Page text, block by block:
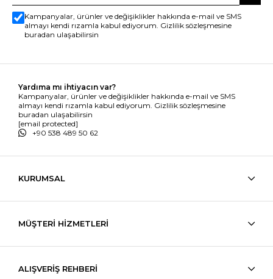
Kampanyalar, ürünler ve değişiklikler hakkında e-mail ve SMS
almayı kendi rızamla kabul ediyorum. Gizlilik sözleşmesine
buradan ulaşabilirsin
Yardıma mı ihtiyacın var?
Kampanyalar, ürünler ve değişiklikler hakkında e-mail ve SMS
almayı kendi rızamla kabul ediyorum. Gizlilik sözleşmesine
buradan ulaşabilirsin
[email protected]
+90 538 489 50 62
KURUMSAL
MÜŞTERİ HİZMETLERİ
ALIŞVERİŞ REHBERİ